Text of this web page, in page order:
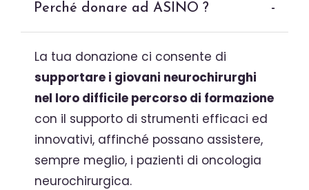
Perché donare ad ASINO ? -
La tua donazione ci consente di
supportare i giovani neurochirurghi
nel loro difficile percorso di formazione
con il supporto di strumenti efficaci ed
innovativi, affinché possano assistere,
sempre meglio, i pazienti di oncologia
neurochirurgica.